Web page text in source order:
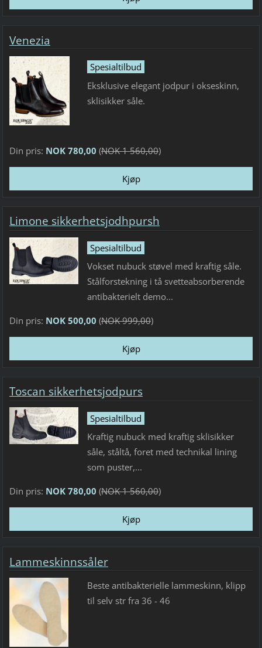
Venezia
Spesialtilbud
Eksklusive elegant jodpur i okseskinn,
sklisikker såle.
Din pris: NOK 780,00 (NOK 1 560,00)
Limone sikkerhetsjodhpursh
Spesialtilbud
Vokset nubuck støvel med kraftig såle.
Stålforstekning i tå svetteabsorberende
antibakterielt demo...
Din pris: NOK 500,00 (NOK 999,00)
Toscan sikkerhetsjodpurs
Spesialtilbud
Kraftig nubuck med kraftig sklisikker
såle, ståltå, foret med technikal lining
som puster,...
Din pris: NOK 780,00 (NOK 1 560,00)
Lammeskinnssåler
Beste antibakterielle lammeskinn, klipp
til selv str fra 36 - 46